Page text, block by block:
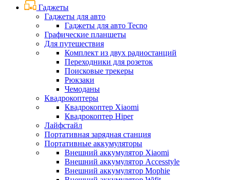
Гаджеты
Гаджеты для авто
Гаджеты для авто Tecno
Графические планшеты
Для путешествия
Комплект из двух радиостанций
Переходники для розеток
Поисковые трекеры
Рюкзаки
Чемоданы
Квадрокоптеры
Квадрокоптер Xiaomi
Квадрокоптер Hiper
Лайфстайл
Портативная зарядная станция
Портативные аккумуляторы
Внешний аккумулятор Xiaomi
Внешний аккумулятор Accesstyle
Внешний аккумулятор Mophie